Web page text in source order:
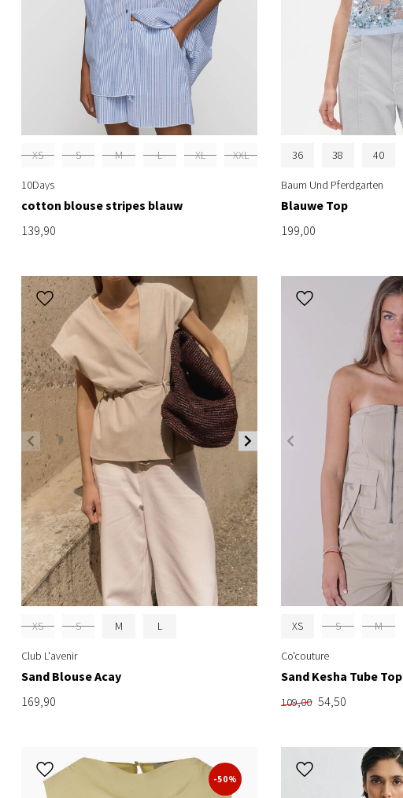
XS S M L XL XXL
10Days
cotton blouse stripes blauw
139,90
36 38 40
Baum Und Pferdgarten
Blauwe Top
199,00
XS S M L
Club L'avenir
Sand Blouse Acay
169,90
XS S M
Co'couture
Sand Kesha Tube Top
109,00 54,50
-50%